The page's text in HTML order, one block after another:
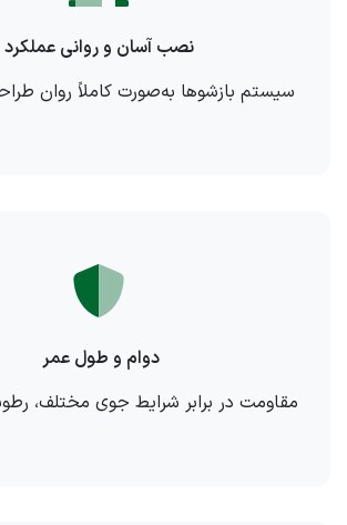
نصب آسان و روانی عملکرد
سیستم بازشوها به‌صورت کاملاً روان
دوام و طول عمر
مقاومت در برابر شرایط جوی مختلف،